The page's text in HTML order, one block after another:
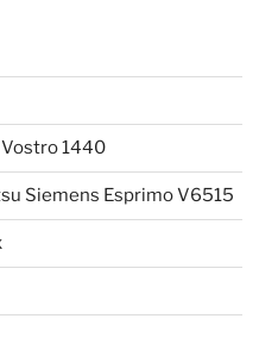
1440
Siemens Esprimo V6515